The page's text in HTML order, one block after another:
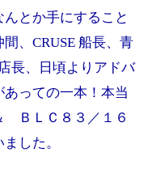
とか手にすること
、CRUSE 船長、青
長、日頃よりアドバ
っての一本！本当
ＢＬＣ８３／１６
した。